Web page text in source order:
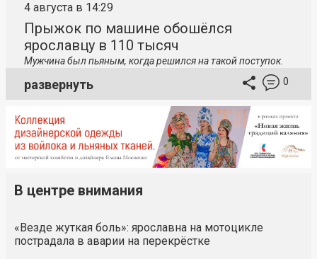
4 августа в 14:29
Прыжок по машине обошёлся
ярославцу в 110 тысяч
Мужчина был пьяным, когда решился на такой поступок.
развернуть 0
В центре внимания
«Везде жуткая боль»: ярославна на мотоцикле
пострадала в аварии на перекрёстке